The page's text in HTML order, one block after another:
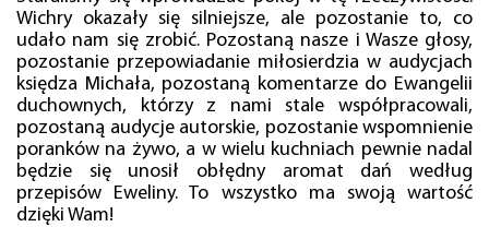
Wichry okazały się silniejsze, ale pozostanie to, co
udało nam się zrobić. Pozostaną nasze i Wasze głosy,
pozostanie przepowiadanie miłosierdzia w audycjach
księdza Michała, pozostaną komentarze do Ewangelii
duchownych, którzy z nami stale współpracowali,
pozostaną audycje autorskie, pozostanie wspomnienie
poranków na żywo, a w wielu kuchniach pewnie nadal
będzie się unosił obłędny aromat dań według
przepisów Eweliny. To wszystko ma swoją wartość
dzięki Wam!